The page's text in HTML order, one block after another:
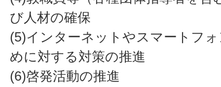
び人材の確保
(5)インターネットやスマートフ
めに対する対策の推進
(6)啓発活動の推進